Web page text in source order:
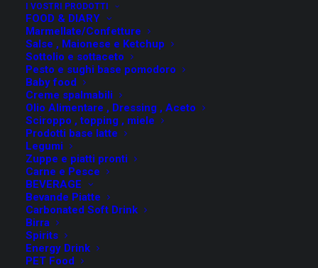
I VOSTRI PRODOTTI
FOOD & DIARY
Marmellate/Confetture
Salse , Maionese e Ketchup
Sottolio e sottaceto
Pesto e sughi base pomodoro
Baby food
Creme spalmabili
Olio Alimentare , Dressing , Aceto
Sciroppo , topping , miele
Prodotti base latte
Legumi
Zuppe e piatti pronti
Carne e Pesce
BEVERAGE
Bevande Piatte
Carbonated Soft Drink
Birra
Spirits
Energy Drink
PET Food
#FMTismore
SEARCH
RECENT POSTS